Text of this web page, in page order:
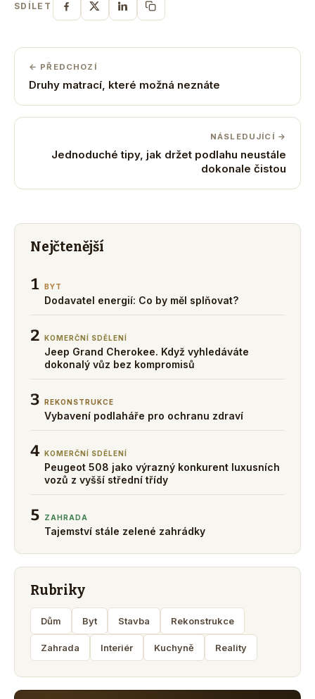
SDÍLET
← PŘEDCHOZÍ
Druhy matrací, které možná neznáte
NÁSLEDUJÍCÍ →
Jednoduché tipy, jak držet podlahu neustále
dokonale čistou
Nejčtenější
1 BYT
Dodavatel energií: Co by měl splňovat?
2 KOMERČNÍ SDĚLENÍ
Jeep Grand Cherokee. Když vyhledáváte
dokonalý vůz bez kompromisů
3 REKONSTRUKCE
Vybavení podlaháře pro ochranu zdraví
4 KOMERČNÍ SDĚLENÍ
Peugeot 508 jako výrazný konkurent luxusních
vozů z vyšší střední třídy
5 ZAHRADA
Tajemství stále zelené zahrádky
Rubriky
Dům Byt Stavba Rekonstrukce
Zahrada Interiér Kuchyně Reality